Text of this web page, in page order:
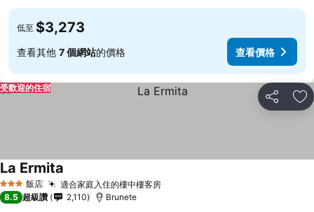
低至 $3,273
查看其他 7 個網站的價格 查看價格
分享 加
受歡迎的住宿
3 星級 飯店 適合家庭入住的樓中樓客房
La Ermita
8.5 超級讚 2,110 Brunete